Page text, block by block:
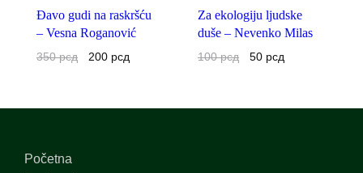
Đavo gudi na raskršću
– Vesna Roganović
350рсд 200 рсд
Za ekologiju ljudske
duše – Nevenko Milas
100рсд 50 рсд
Početna